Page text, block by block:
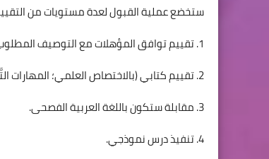
ستخضع عملية القبول لعدة مستويات من
1. تقييم توافق المؤهلات مع التوصيف المطلوب.
2. تقييم كتابي (بالاختصاص العلمي؛ المهارات التَّربوية؛ اللغة الإنكليزية).
3. مقابلة ستكون باللغة العربية الفصحى.
4. تنفيذ درس نموذجي.